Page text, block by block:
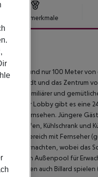
Hotelmerkmale
und nur 100 Meter von
Altstadt und das Zentrum
mit familiärer und
In der Lobby gibt es eine
Jüngere
Backofen, Kühlschrank und
Wohnbereich mit Fernseher
übernachten, wobei das
einen Außenpool für
können auch Billard spielen
,